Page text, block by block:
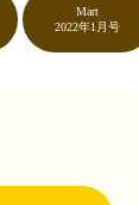
イントが貯ま
2022年1月号